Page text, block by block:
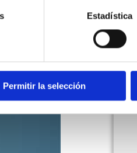
Estadística
Permitir la selección